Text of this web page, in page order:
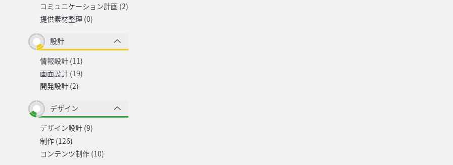
コミュニケーション計画 (2)
提供素材整理 (0)
設計
情報設計 (11)
画面設計 (19)
開発設計 (2)
デザイン
デザイン設計 (9)
制作 (126)
コンテンツ制作 (10)